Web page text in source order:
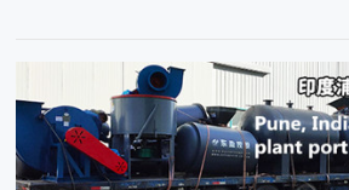
економить робочу силу та
вихід масла.